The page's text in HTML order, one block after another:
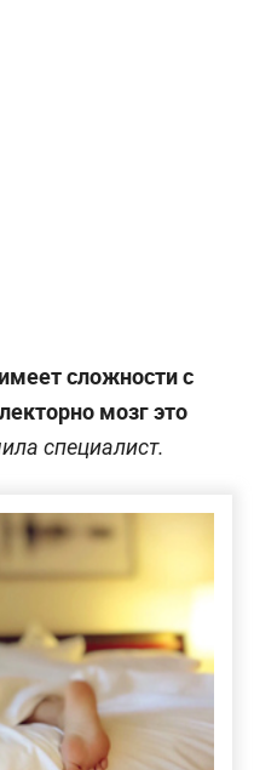
сложности с
мозг это
специалист.